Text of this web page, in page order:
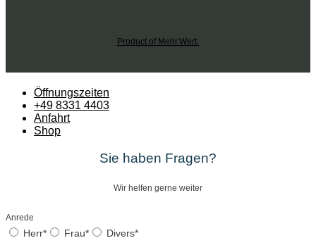
Product of Mehr.Wert.
Öffnungszeiten
+49 8331 4403
Anfahrt
Shop
Sie haben Fragen?
Wir helfen gerne weiter
Anrede
Herr* Frau* Divers*